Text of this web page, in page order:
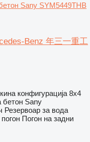
Sany SYM5449THB
Benz 年三一重工
конфигурација 8x4
бетон Sany
Резервоар за вода
Погон на задни